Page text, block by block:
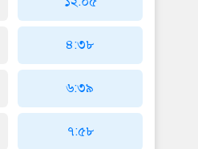
৪:৩৮
৬:৩৯
৭:৫৮